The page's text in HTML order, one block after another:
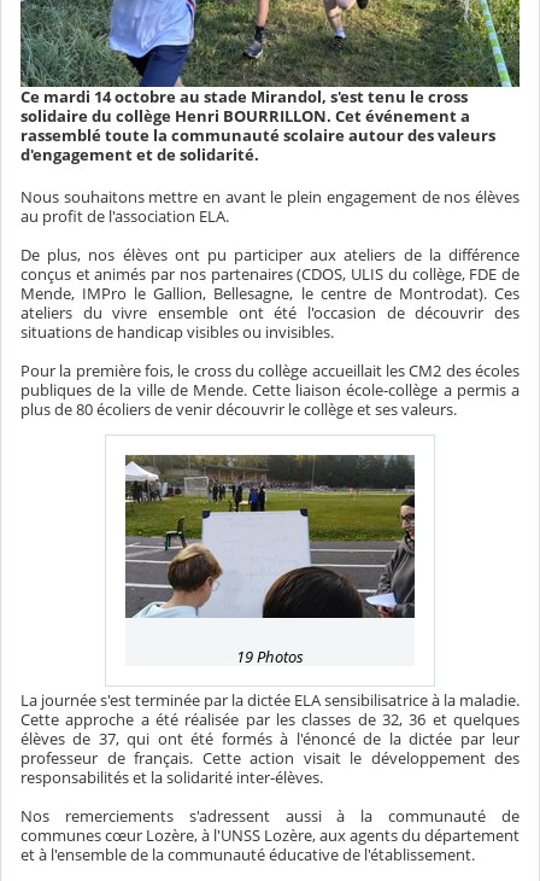
Ce mardi 14 octobre au stade Mirandol, s'est tenu le cross
solidaire du collège Henri BOURRILLON. Cet événement a
rassemblé toute la communauté scolaire autour des valeurs
d'engagement et de solidarité.
Nous souhaitons mettre en avant le plein engagement de nos élèves
au profit de l'association ELA.
De plus, nos élèves ont pu participer aux ateliers de la différence
conçus et animés par nos partenaires (CDOS, ULIS du collège, FDE de
Mende, IMPro le Gallion, Bellesagne, le centre de Montrodat). Ces
ateliers du vivre ensemble ont été l'occasion de découvrir des
situations de handicap visibles ou invisibles.
Pour la première fois, le cross du collège accueillait les CM2 des écoles
publiques de la ville de Mende. Cette liaison école-collège a permis a
plus de 80 écoliers de venir découvrir le collège et ses valeurs.
19 Photos
La journée s'est terminée par la dictée ELA sensibilisatrice à la maladie.
Cette approche a été réalisée par les classes de 32, 36 et quelques
élèves de 37, qui ont été formés à l'énoncé de la dictée par leur
professeur de français. Cette action visait le développement des
responsabilités et la solidarité inter-élèves.
Nos remerciements s'adressent aussi à la communauté de
communes cœur Lozère, à l'UNSS Lozère, aux agents du département
et à l'ensemble de la communauté éducative de l'établissement.